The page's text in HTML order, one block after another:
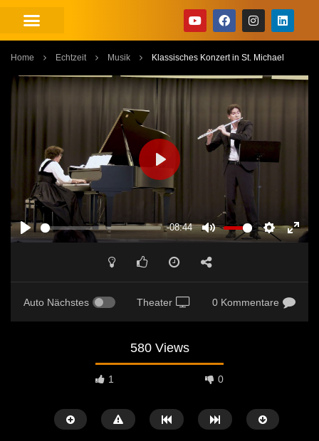
Home Echtzeit Musik Klassisches Konzert in St. Michael
PLAY
-08:44
MUTE SETTINGS
PLAY
Auto Nächstes Theater 0 Kommentare
580 Views
1 0